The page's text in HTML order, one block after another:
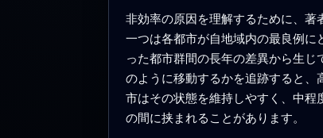
非効率の原因を理解するために、
一つは各都市が自地域内の最良例
った都市群間の長年の差異から生
のように移動するかを追跡すると
市はその状態を維持しやすく、中
の間に挟まれることがあります。